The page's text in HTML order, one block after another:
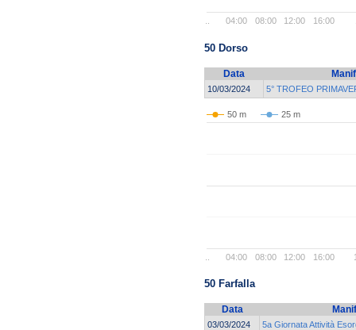
04:00 08:00 12:00 16:00
50 Dorso
Data
10/03/2024 5° TROFEO
50 m 25 m
04:00 08:00 12:00 16:00
50 Farfalla
Data
03/03/2024 5a Giornata Attività